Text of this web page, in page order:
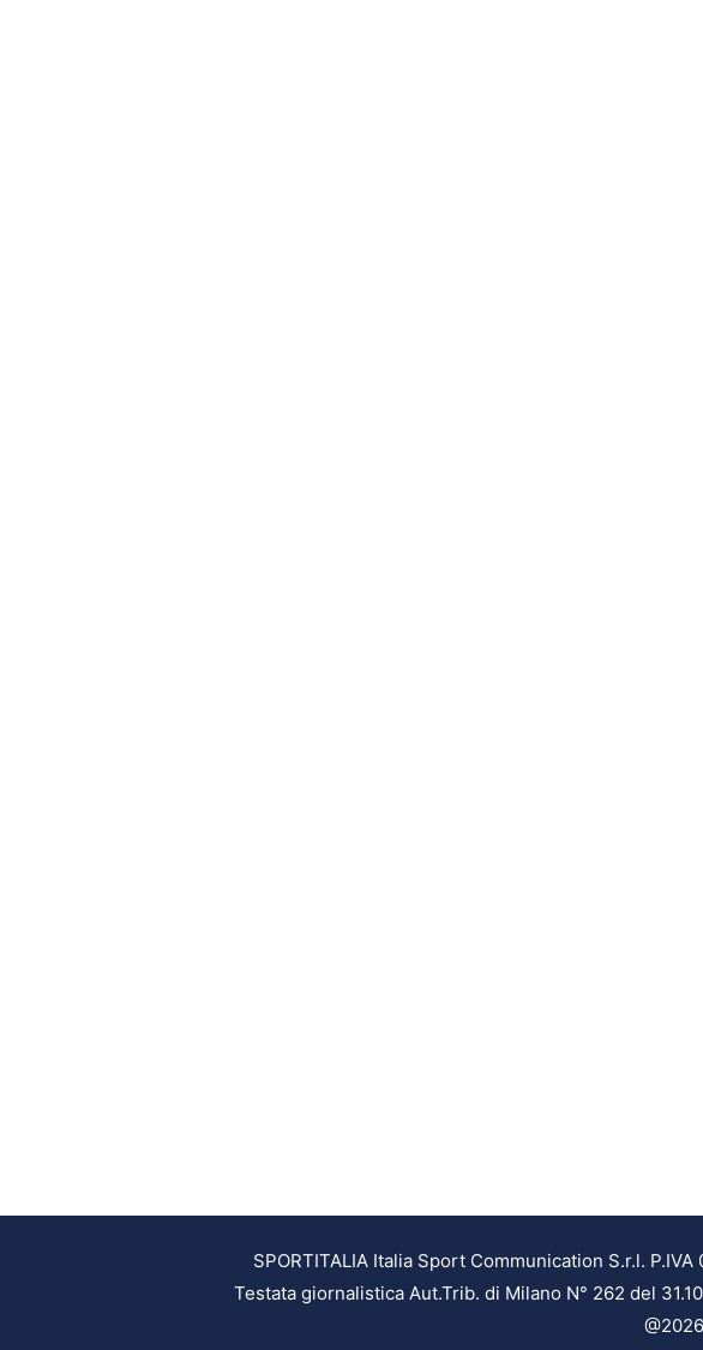
SPORTITALIA Italia Sport Communication S.r.l.
Testata giornalistica Aut.Trib. di Milano N° 262 del